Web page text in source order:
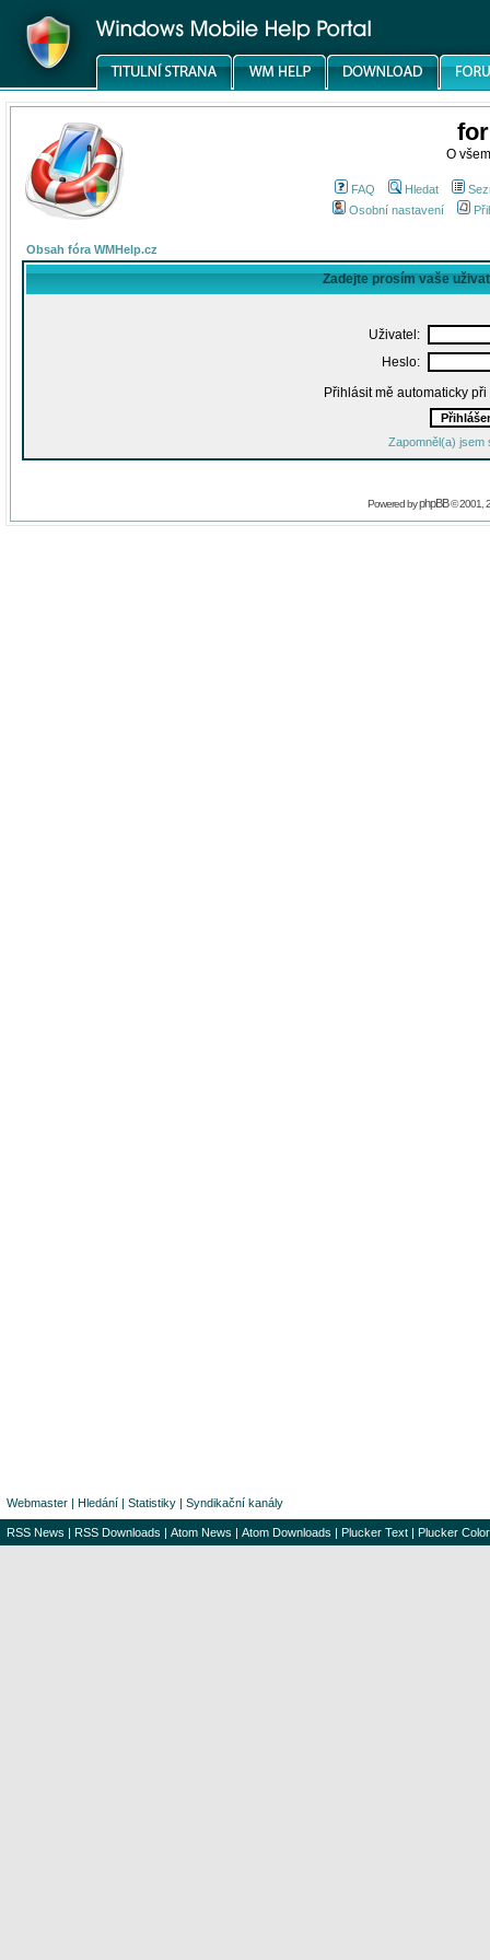
O
FAQ Hledat
Osobní nastavení
Obsah fóra WMHelp.cz
Zadejte prosím vaše
Uživatel:
Heslo:
Přihlásit mě automaticky
Zapomněl(a) jsem
Powered byphpBB© 2001,
Webmaster | Hledání | Statistiky | Syndikační kanály
RSS News | RSS Downloads | Atom News | Atom Downloads | Plucker Text | Plucker Color